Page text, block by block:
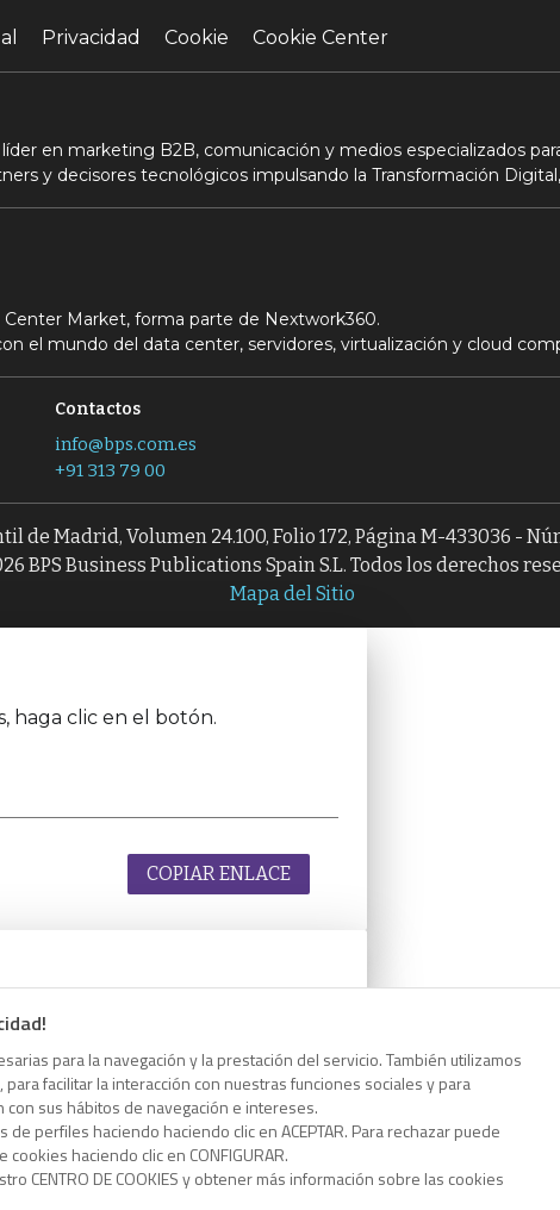
para la navegación y la prestación del servicio. También utilizamos
facilitar la interacción con nuestras funciones sociales y para
sus hábitos de navegación e intereses.
perfiles haciendo haciendo clic en ACEPTAR. Para rechazar puede
haciendo clic en CONFIGURAR.
CENTRO DE COOKIES y obtener más información sobre las cookies
Privacidad Cookie Cookie Center
en marketing B2B, comunicación y medios especializados
y decisores tecnológicos impulsando la Transformación
Center Market, forma parte de Nextwork360.
el mundo del data center, servidores, virtualización y cloud
Contactos
info@bps.com.es
+91 313 79 00
de Madrid, Volumen 24.100, Folio 172, Página M-433036 -
BPS Business Publications Spain S.L. Todos los derechos
Mapa del Sitio
haga clic en el botón.
COPIAR ENLACE
haga clic en el botón.
COPIAR ENLACE